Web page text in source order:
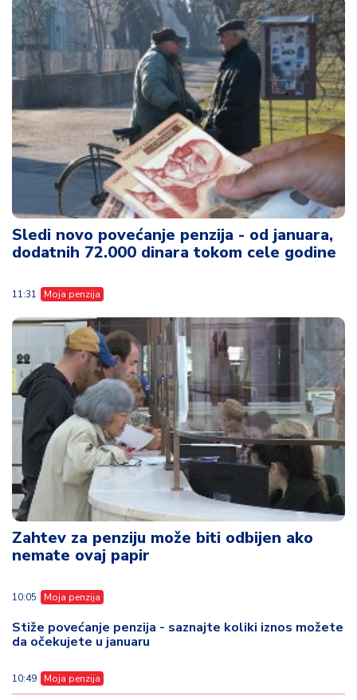
Sledi novo povećanje penzija - od januara,
dodatnih 72.000 dinara tokom cele godine
11:31 Moja penzija
Zahtev za penziju može biti odbijen ako
nemate ovaj papir
10:05 Moja penzija
Stiže povećanje penzija - saznajte koliki iznos možete
da očekujete u januaru
10:49 Moja penzija